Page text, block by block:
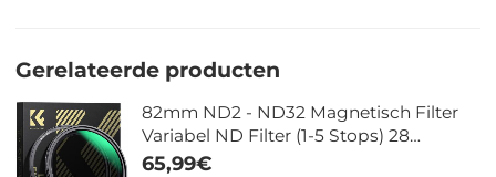
Gerelateerde producten
82mm ND2 - ND32 Magnetisch Filter
Variabel ND Filter (1-5 Stops) 28
Meerlaagse Coatings Nano Xcel Serie
65,99€